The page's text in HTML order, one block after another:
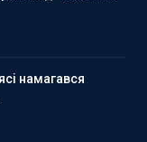
намагався